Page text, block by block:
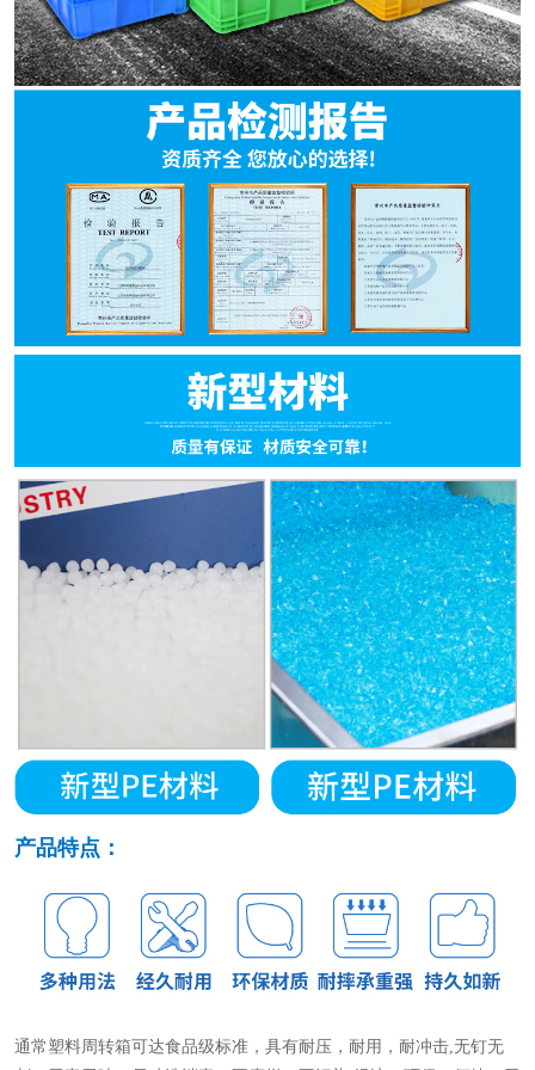
产品特点：
通常塑料周转箱可达食品级标准，具有耐压，耐用，耐冲击,无钉无